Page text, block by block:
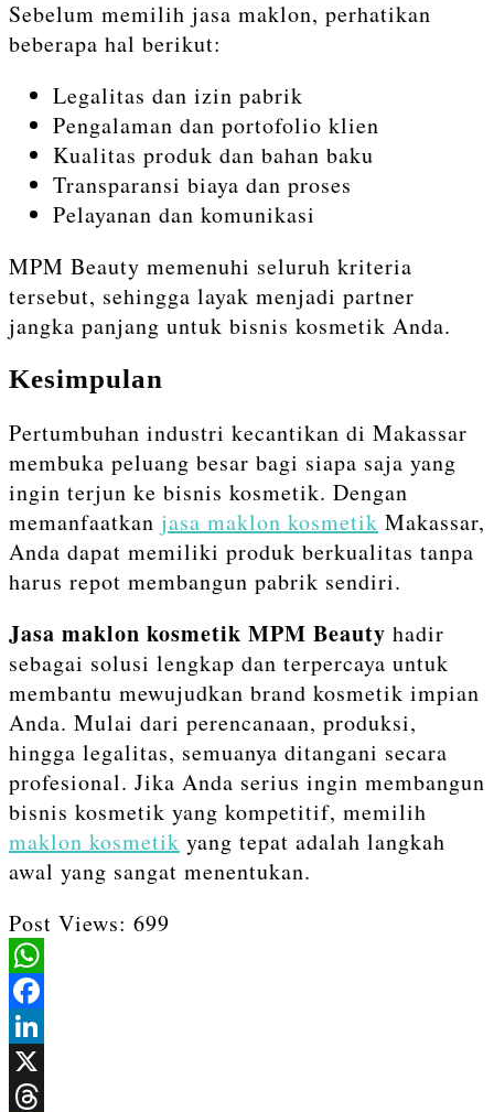
Sebelum memilih jasa maklon, perhatikan
beberapa hal berikut:
Legalitas dan izin pabrik
Pengalaman dan portofolio klien
Kualitas produk dan bahan baku
Transparansi biaya dan proses
Pelayanan dan komunikasi
MPM Beauty memenuhi seluruh kriteria
tersebut, sehingga layak menjadi partner
jangka panjang untuk bisnis kosmetik Anda.
Kesimpulan
Pertumbuhan industri kecantikan di Makassar
membuka peluang besar bagi siapa saja yang
ingin terjun ke bisnis kosmetik. Dengan
memanfaatkan jasa maklon kosmetik Makassar,
Anda dapat memiliki produk berkualitas tanpa
harus repot membangun pabrik sendiri.
Jasa maklon kosmetik MPM Beauty hadir
sebagai solusi lengkap dan terpercaya untuk
membantu mewujudkan brand kosmetik impian
Anda. Mulai dari perencanaan, produksi,
hingga legalitas, semuanya ditangani secara
profesional. Jika Anda serius ingin membangun
bisnis kosmetik yang kompetitif, memilih
maklon kosmetik yang tepat adalah langkah
awal yang sangat menentukan.
Post Views: 699
WhatsApp
Facebook
LinkedIn
X